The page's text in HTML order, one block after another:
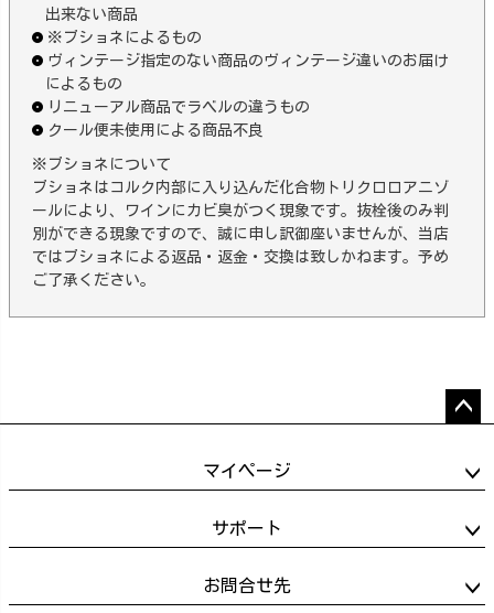
出来ない商品
※ブショネによるもの
ヴィンテージ指定のない商品のヴィンテージ違いのお届け
によるもの
リニューアル商品でラベルの違うもの
クール便未使用による商品不良
※ブショネについて
ブショネはコルク内部に入り込んだ化合物トリクロロアニゾ
ールにより、ワインにカビ臭がつく現象です。抜栓後のみ判
別ができる現象ですので、誠に申し訳御座いませんが、当店
ではブショネによる返品・返金・交換は致しかねます。予め
ご了承ください。
ップ
マイページ
サポート
お問合せ先